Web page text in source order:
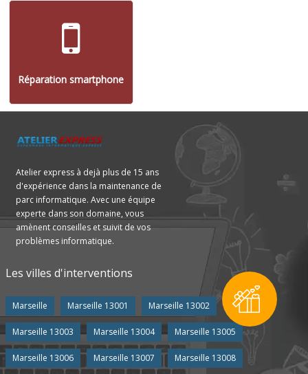
Réparation smartphone
Atelier express à dejà plus de 15 ans
d'expérience dans la maintenance de
parc informatique. Avec une équipe
experte dans son domaine, vous
amènent conseilles et suivit de vos
problèmes informatique.
Les villes d'interventions
Marseille Marseille 13001 Marseille 13002
Marseille 13003 Marseille 13004 Marseille 13005
Marseille 13006 Marseille 13007 Marseille 13008